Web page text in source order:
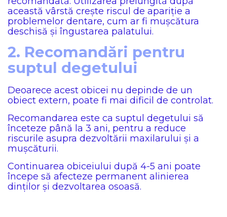
această vârstă crește riscul de apariție a
problemelor dentare, cum ar fi mușcătura
deschisă și îngustarea palatului.
2. Recomandări pentru
suptul degetului
Deoarece acest obicei nu depinde de un
obiect extern, poate fi mai dificil de controlat.
Recomandarea este ca suptul degetului să
înceteze până la 3 ani, pentru a reduce
riscurile asupra dezvoltării maxilarului și a
mușcăturii.
Continuarea obiceiului după 4-5 ani poate
începe să afecteze permanent alinierea
dinților și dezvoltarea osoasă.